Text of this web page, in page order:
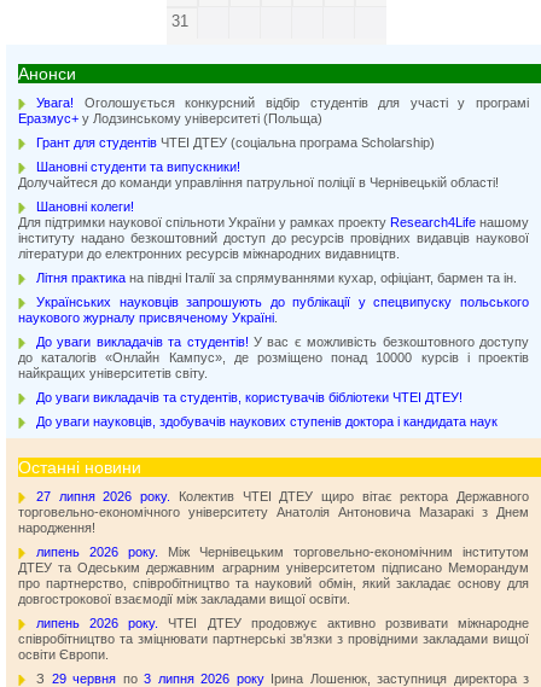
31
Анонси
Увага! Оголошується конкурсний відбір студентів для участі у програмі
Еразмус+ у Лодзинському університеті (Польща)
Грант для студентів ЧТЕІ ДТЕУ (соціальна програма Scholarship)
Шановні студенти та випускники!
Долучайтеся до команди управління патрульної поліції в Чернівецькій області!
Шановні колеги!
Для підтримки наукової спільноти України у рамках проекту Research4Life нашому
інституту надано безкоштовний доступ до ресурсів провідних видавців наукової
літератури до електронних ресурсів міжнародних видавництв.
Літня практика на півдні Італії за спрямуваннями кухар, офіціант, бармен та ін.
Українських науковців запрошують до публікації у спецвипуску польського
наукового журналу присвяченому Україні
До уваги викладачів та студентів! У вас є можливість безкоштовного доступу
до каталогів «Онлайн Кампус», де розміщено понад 10000 курсів і проектів
найкращих університетів світу.
До уваги викладачів та студентів, користувачів бібліотеки ЧТЕІ ДТЕУ!
До уваги науковців, здобувачів наукових ступенів доктора і кандидата наук
Останні новини
27 липня 2026 року.
Колектив ЧТЕІ ДТЕУ щиро вітає ректора Державного
торговельно-економічного університету Анатолія Антоновича Мазаракі з Днем
народження!
липень 2026 року.
Між Чернівецьким торговельно-економічним інститутом
ДТЕУ та Одеським державним аграрним університетом підписано Меморандум
про партнерство, співробітництво та науковий обмін, який закладає основу для
довгострокової взаємодії між закладами вищої освіти.
липень 2026 року.
ЧТЕІ ДТЕУ продовжує активно розвивати міжнародне
співробітництво та зміцнювати партнерські зв'язки з провідними закладами вищої
освіти Європи.
З 29 червня по 3 липня 2026 рокуІрина Лошенюк, заступниця директора з